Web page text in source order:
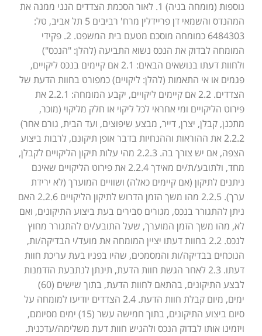
נוספות (מומחה בניה) 1. לאור הסכמת הצדדים הנני ממנה את
המהנדס והשמאי דן פריידלין מרח' רביבים 5 תל אביב, טל:
6484303 כמומחה מוסכם מטעם בית המשפט. 2. פקידי
המומחה לבדוק את הנכס נשוא התביעה (להלן: "הנכס")
ולחוות דעתו בנושאים הבאים: 2.1 אם קיימים בנכס ליקויים,
פגמים או אי התאמות (להלן: ליקויים) כמפורט בחוות הדעת של
הצדדים. 2.2 אם קיימים ליקויים, יקבע המומחה: 2.2.1 את
פירוט הליקויים ומי אחראי לכל ליקוי או חלק מליקוי (מוכר,
מתכנן, קבלן, יצרן, דייר, מבצע שיפוצים, ועד הבית, גורם אחר)
2.2.2 את ההוראות וההנחיות בדבר אופן תיקונם, לרבות ביצוע
הצפה, אם יש צורך בה. 2.2.3 מהי עלות תיקון הליקויים לקבלן,
מחד, ולתובע/ת/ים מאידך 2.2.4 את פירוט הליקויים שאינם
ניתנים לתיקון (אם קיימים כאלה) ושוויים המוערך (לא ירידת
ערך). 2.2.5 מהו משך הזמן הדרוש לתיקון הליקויים 2.2.6 האם
ניתן להתגורר בנכס, מגורים סבירים בעת ביצוע התיקונים, ואם
לא, מהו משך הזמן המוערך, שעל התובע/ים להתגורר מחוץ
לנכס. 2.2 בחוות דעתו יציין המומחה את מועד/י הבדיקה/ות,
הנוכחים בבדיקה/ות והמסמכים, שהיו בפניו בעת עריכת חוות
דעתו. 2.3 לאחר הגשת חוות הדעת, תינתן לנתבעת הזדמנות
לבצע התיקונים, בהתאם לחוות הדעת, בתוך שישים (60)
ימים, מיום קבלת חוות הדעת. 2.4 הצדדים יודיעו למומחה על
סיום ביצוע התיקונים, בתוך חמישה עשר (15) ימים מסיומם,
ויזמינו אותו לבדוק הנכס ולהגיש חוות דעת משלימה/עדכנית.